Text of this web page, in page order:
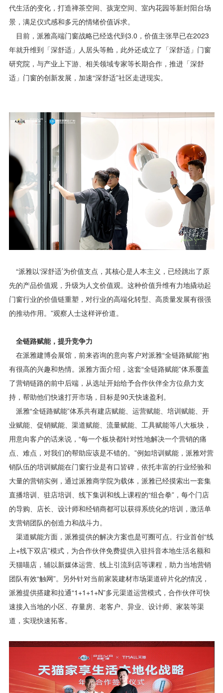
代生活的变化，打造禅茶空间、孩宠空间、室内花园等新封阳台场
景，满足仪式感和多元的情绪价值诉求。
目前，派雅高端门窗战略已经迭代到3.0，价值主张早已在2023
年就升维到「深舒适」人居头等舱，此外还成立了「深舒适」门窗
研究院，与产业上下游、相关领域专家等长期合作，推进「深舒
适」门窗的创新发展，加速“深舒适”社区走进现实。
“派雅以‘深舒适’为价值支点，其核心是人本主义，已经跳出了原
先的产品价值观，升级为人文价值观。这种价值升维有力地撬动起
门窗行业的价值链重塑，对行业的高端化转型、高质量发展有很强
的推动作用。”观察人士这样评价道。
全链路赋能，提升竞争力
在派雅建博会展馆，前来咨询的意向客户对派雅“全链路赋能”抱
有很高的兴趣和热情。派雅方面介绍，这套“全链路赋能”体系覆盖
了营销链路的前中后端，从选址开始给予合作伙伴全方位鼎力支
持，帮助他们快速打开市场，目标是90天快速盈利。
派雅“全链路赋能”体系共有建店赋能、运营赋能、培训赋能、开
业赋能、促销赋能、渠道赋能、流量赋能、工具赋能等八大板块，
用意向客户的话来说，“每一个板块都针对性地解决一个营销的痛
点、难点，对我们的帮助应该是不错的。”例如培训赋能，派雅对营
销队伍的培训赋能在门窗行业是有口皆碑，依托丰富的行业经验和
大量的营销实例，通过派雅商学院为载体，派雅已经摸索出一套集
直播培训、驻店培训、线下集训和线上课程的“组合拳”，每个门店
的导购、店长、设计师和经销商都可以获得系统化的培训，激活单
支营销团队的创造力和战斗力。
渠道赋能方面，派雅提供的解决方案也是可圈可点。行业首创“线
上+线下双店”模式，为合作伙伴免费提供入驻抖音本地生活名额和
天猫喵店，辅以新媒体运营、线上引流到店等课程，助力当地营销
团队有效“触网”。另外针对当前家装建材市场渠道碎片化的情况，
派雅提供搭建和拉通“1+1+1+N”多元渠道运营模式，合作伙伴可快
速接入当地的小区、存量房、老客户、异业、设计师、家装等渠
道，实现快速拓客。